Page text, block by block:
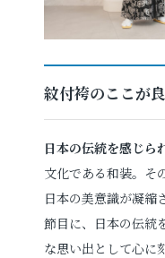
紋付袴のここが
日本の伝統を感じら
文化である和装。そ
日本の美意識が凝縮
節目に、日本の伝統
な思い出として心に